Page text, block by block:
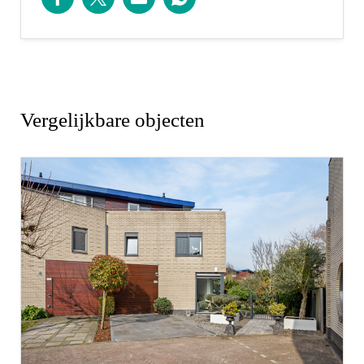
- Mogelijkheid tot parkeren met een
Zie de (interactieve) plattegronden voor de
Capelle aan den IJssel
Capelle aan den IJssel is een levendige stad waar
historie, natuur en moderne voorzieningen op een
prettige manier samenkomen. De stad biedt volop
mogelijkheden voor ontspanning, winkelen en
lekker eten.
Vergelijkbare objecten